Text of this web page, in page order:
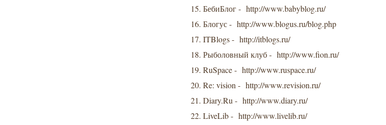
15. БебиБлог - http://www.babyblog.ru/
16. Блогус - http://www.blogus.ru/blog.php
17. ITBlogs - http://itblogs.ru/
18. Рыболовный клуб - http://www.fion.ru/
19. RuSpace - http://www.ruspace.ru/
20. Re: vision - http://www.revision.ru/
21. Diary.Ru - http://www.diary.ru/
22. LiveLib - http://www.livelib.ru/